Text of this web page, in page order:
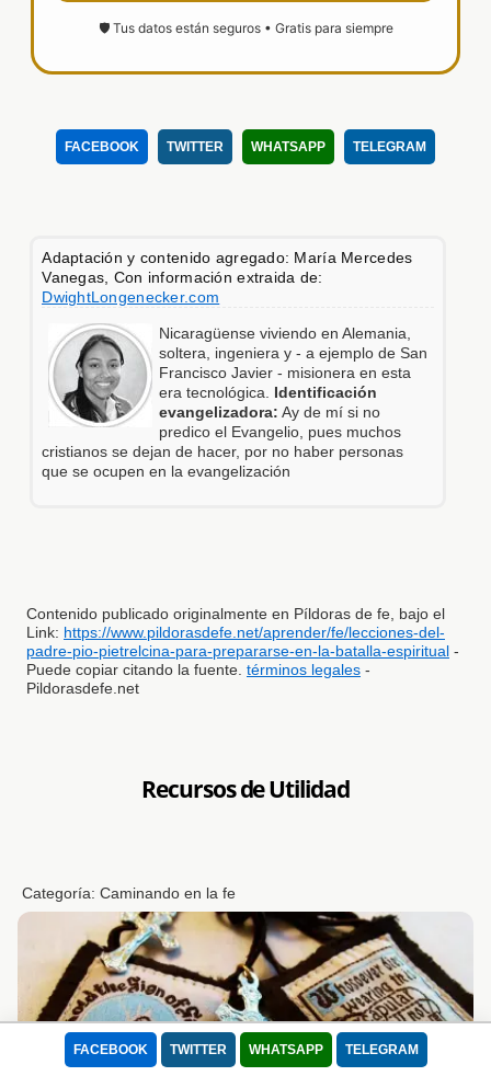
FACEBOOK TWITTER WHATSAPP TELEGRAM
🛡️ Tus datos están seguros • Gratis para siempre
FACEBOOK TWITTER WHATSAPP TELEGRAM
Adaptación y contenido agregado: María Mercedes
Vanegas, Con información extraida de:
DwightLongenecker.com
Nicaragüense viviendo en Alemania,
soltera, ingeniera y - a ejemplo de San
Francisco Javier - misionera en esta
era tecnológica. Identificación
evangelizadora: Ay de mí si no
predico el Evangelio, pues muchos
cristianos se dejan de hacer, por no haber personas
que se ocupen en la evangelización
Contenido publicado originalmente en Píldoras de fe, bajo el
Link: https://www.pildorasdefe.net/aprender/fe/lecciones-del-
padre-pio-pietrelcina-para-prepararse-en-la-batalla-espiritual -
Puede copiar citando la fuente. términos legales -
Pildorasdefe.net
Recursos de Utilidad
Categoría:Caminando en la fe